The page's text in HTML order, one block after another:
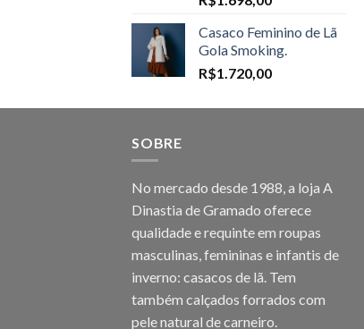
R$1.598,00
through
R$1.698,00
Casaco Feminino de Lã
Gola Smoking.
R$1.720,00
SOBRE
No mercado desde 1988, a loja A
Dinastia de Gramado oferece
qualidade e requinte em roupas
masculinas, femininas e infantis de
inverno: casacos de lã. Tem
também calçados forrados com
pele natural de carneiro.